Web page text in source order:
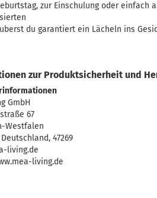
zur Einschulung oder
du garantiert ein Lächeln ins
zur Produktsicherheit und
GmbH
67
Westfalen
47269
living.de
living.de